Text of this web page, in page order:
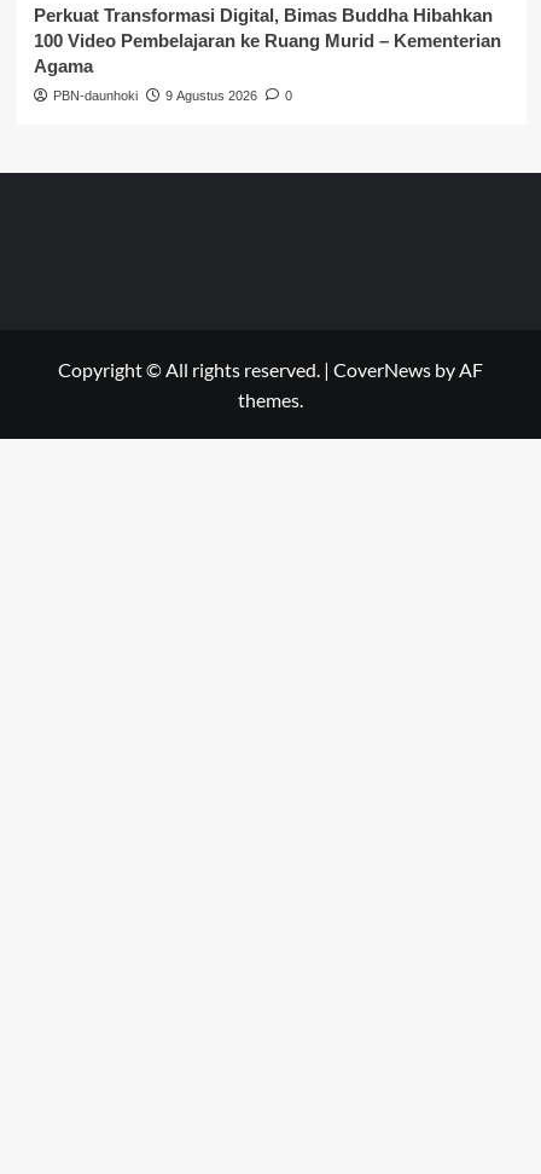
Perkuat Transformasi Digital, Bimas Buddha Hibahkan
100 Video Pembelajaran ke Ruang Murid – Kementerian
Agama
PBN-daunhoki 9 Agustus 2026 0
Copyright © All rights reserved. | CoverNews by AF
themes.